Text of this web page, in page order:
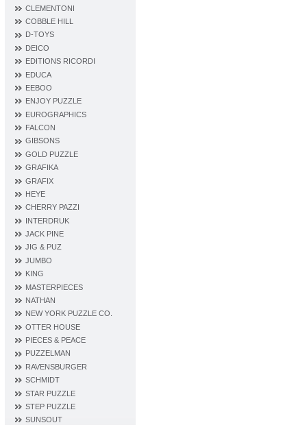
CLEMENTONI
COBBLE HILL
D‐TOYS
DEICO
EDITIONS RICORDI
EDUCA
EEBOO
ENJOY PUZZLE
EUROGRAPHICS
FALCON
GIBSONS
GOLD PUZZLE
GRAFIKA
GRAFIX
HEYE
CHERRY PAZZI
INTERDRUK
JACK PINE
JIG & PUZ
JUMBO
KING
MASTERPIECES
NATHAN
NEW YORK PUZZLE CO.
OTTER HOUSE
PIECES & PEACE
PUZZELMAN
RAVENSBURGER
SCHMIDT
STAR PUZZLE
STEP PUZZLE
SUNSOUT